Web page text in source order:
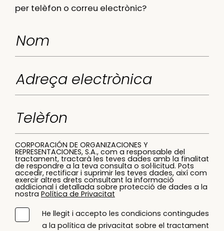
per telèfon o correu electrònic?
CORPORACIÓN DE ORGANIZACIONES Y
REPRESENTACIONES, S.A., com a responsable del
tractament, tractarà les teves dades amb la finalitat
de respondre a la teva consulta o sol·licitud. Pots
accedir, rectificar i suprimir les teves dades, així com
exercir altres drets consultant la informació
addicional i detallada sobre protecció de dades a la
nostra Política de Privacitat
He llegit i accepto les condicions contingudes
a la política de privacitat sobre el tractament